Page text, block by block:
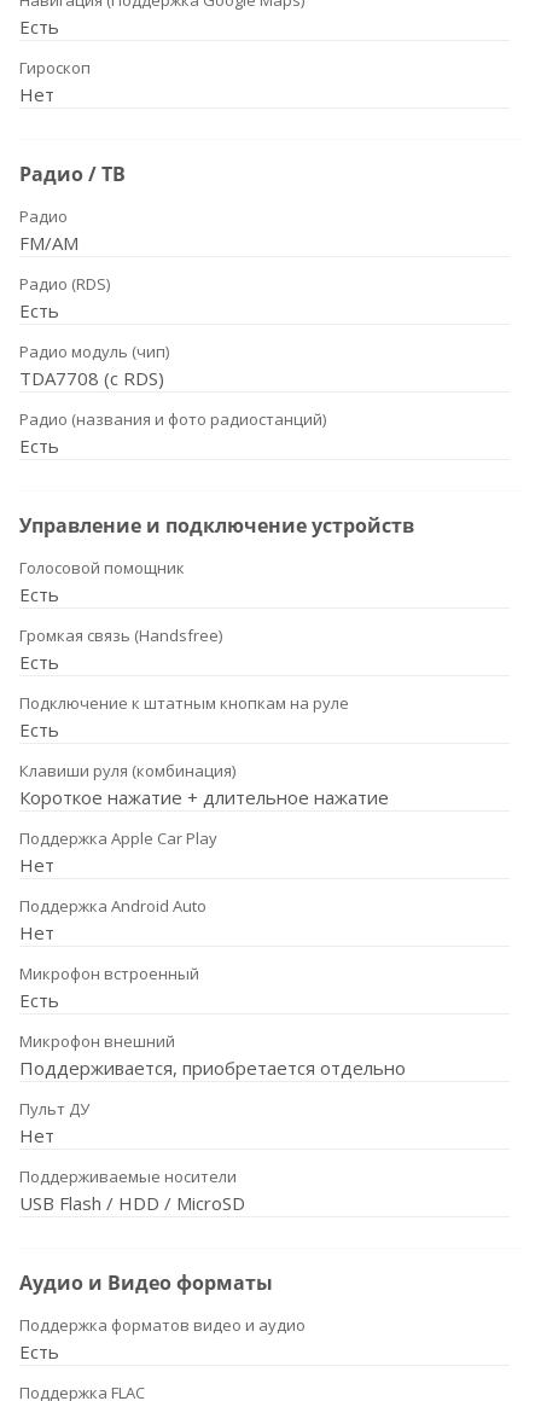
Есть
Гироскоп
Нет
Радио / ТВ
Радио
FM/AM
Радио (RDS)
Есть
Радио модуль (чип)
TDA7708 (с RDS)
Радио (названия и фото радиостанций)
Есть
Управление и подключение устройств
Голосовой помощник
Есть
Громкая связь (Handsfree)
Есть
Подключение к штатным кнопкам на руле
Есть
Клавиши руля (комбинация)
Короткое нажатие + длительное нажатие
Поддержка Apple Car Play
Нет
Поддержка Android Auto
Нет
Микрофон встроенный
Есть
Микрофон внешний
Поддерживается, приобретается отдельно
Пульт ДУ
Нет
Поддерживаемые носители
USB Flash / HDD / MicroSD
Аудио и Видео форматы
Поддержка форматов видео и аудио
Есть
Поддержка FLAC